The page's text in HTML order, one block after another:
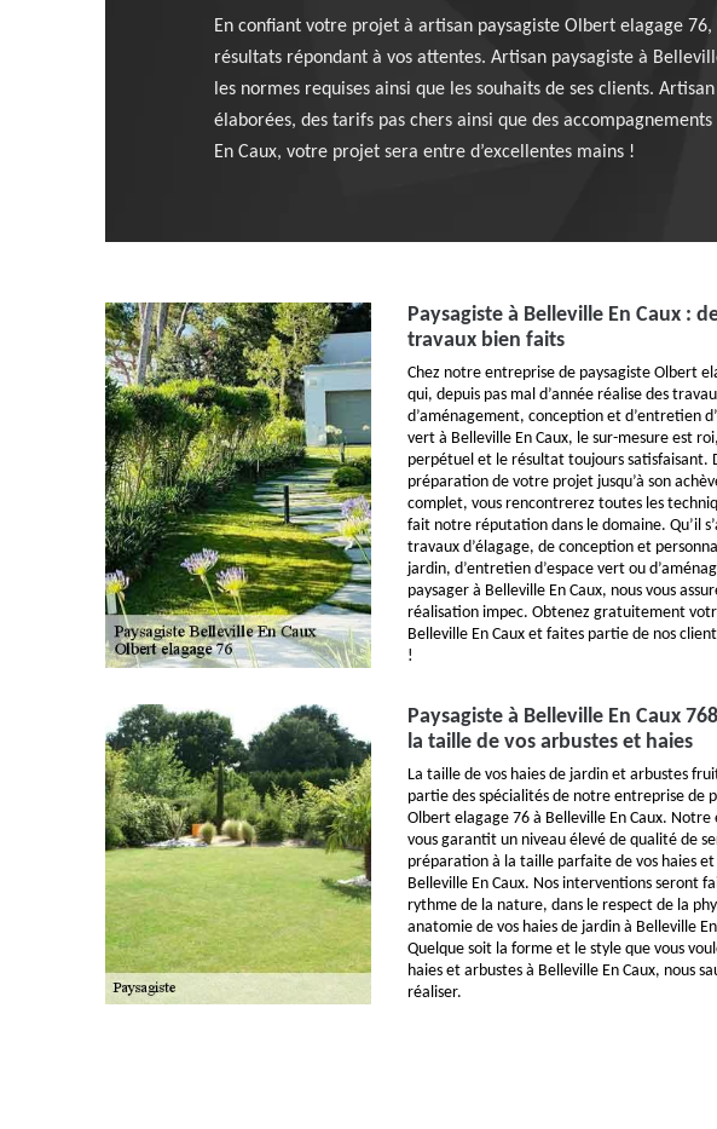
En confiant votre projet à artisan paysagiste Olbert elagage
résultats répondant à vos attentes. Artisan paysagiste à
les normes requises ainsi que les souhaits de ses clients.
élaborées, des tarifs pas chers ainsi que des
En Caux, votre projet sera entre d’excellentes mains !
Paysagiste à Belleville En Caux :
travaux bien faits
Chez notre entreprise de paysagiste Olbert
qui, depuis pas mal d’année réalise des
d’aménagement, conception et d’entretien
vert à Belleville En Caux, le sur-mesure est
perpétuel et le résultat toujours satisfaisant.
préparation de votre projet jusqu’à son
complet, vous rencontrerez toutes les
fait notre réputation dans le domaine. Qu’il
travaux d’élagage, de conception et
jardin, d’entretien d’espace vert ou
paysager à Belleville En Caux, nous vous
réalisation impec. Obtenez gratuitement
Belleville En Caux et faites partie de nos
!
Paysagiste à Belleville En Caux
la taille de vos arbustes et haies
La taille de vos haies de jardin et arbustes
partie des spécialités de notre entreprise de
Olbert elagage 76 à Belleville En Caux. Notre
vous garantit un niveau élevé de qualité de
préparation à la taille parfaite de vos haies et
Belleville En Caux. Nos interventions seront
rythme de la nature, dans le respect de la
anatomie de vos haies de jardin à Belleville
Quelque soit la forme et le style que vous
haies et arbustes à Belleville En Caux, nous
réaliser.